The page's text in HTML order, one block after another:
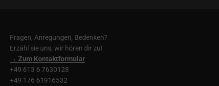
Fragen, Anregungen, Bedenken?
Erzähl sie uns, wir hören dir zu!
→ Zum Kontaktformular
+49 613 6 7630128
+49 176 61916532